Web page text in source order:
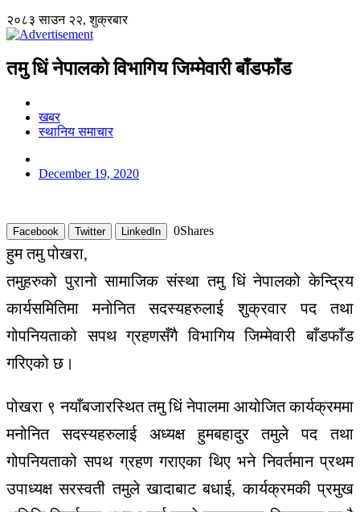
२०८३ साउन २२, शुक्रबार
तमु धिं नेपालको विभागिय जिम्मेवारी बाँडफाँड
खबर
स्थानिय समाचार
December 19, 2020
Facebook Twitter LinkedIn 0Shares
हुम तमु पोखरा,
तमुहरुको पुरानो सामाजिक संस्था तमु धिं नेपालको केन्द्रिय
कार्यसमितिमा मनोनित सदस्यहरुलाई शुक्रवार पद तथा
गोपनियताको सपथ ग्रहणसँगै विभागिय जिम्मेवारी बाँडफाँड
गरिएको छ।
पोखरा ९ नयाँबजारस्थित तमु धिं नेपालमा आयोजित कार्यक्रममा
मनोनित सदस्यहरुलाई अध्यक्ष हुमबहादुर तमुले पद तथा
गोपनियताको सपथ ग्रहण गराएका थिए भने निवर्तमान प्रथम
उपाध्यक्ष सरस्वती तमुले खादाबाट बधाई, कार्यक्रमकी प्रमुख